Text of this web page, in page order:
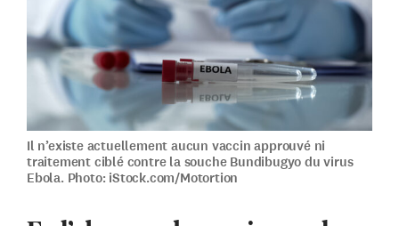
Il n’existe actuellement aucun vaccin approuvé ni
traitement ciblé contre la souche Bundibugyo du virus
Ebola. Photo: iStock.com/Motortion